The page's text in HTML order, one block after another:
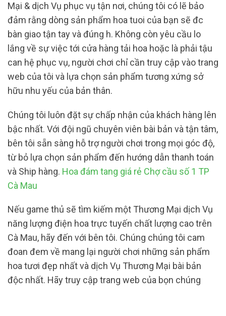
Mại & dịch Vụ phục vụ tận nơi, chúng tôi có lẽ bảo
đảm rằng dòng sản phẩm hoa tuoi của bạn sẽ đc
bàn giao tận tay và đúng h. Không còn yêu cầu lo
lắng về sự việc tới cửa hàng tải hoa hoặc là phải tậu
can hệ phục vụ, người chơi chỉ cần truy cập vào trang
web của tôi và lựa chọn sản phẩm tương xứng sở
hữu nhu yếu của bản thân.
Chúng tôi luôn đặt sự chấp nhận của khách hàng lên
bậc nhất. Với đội ngũ chuyên viên bài bản và tận tâm,
bên tôi sẵn sàng hỗ trợ người chơi trong mọi góc độ,
từ bỏ lựa chọn sản phẩm đến hướng dẫn thanh toán
và Ship hàng. Hoa đám tang giá rẻ Chợ cầu số 1 TP
Cà Mau
Nếu game thủ sẽ tìm kiếm một Thương Mại dịch Vụ
năng lượng điện hoa trực tuyến chất lượng cao trên
Cà Mau, hãy đến với bên tôi. Chúng chúng tôi cam
đoan đem về mang lại người chơi những sản phẩm
hoa tươi đẹp nhất và dịch Vụ Thương Mại bài bản
độc nhất. Hãy truy cập trang web của bọn chúng